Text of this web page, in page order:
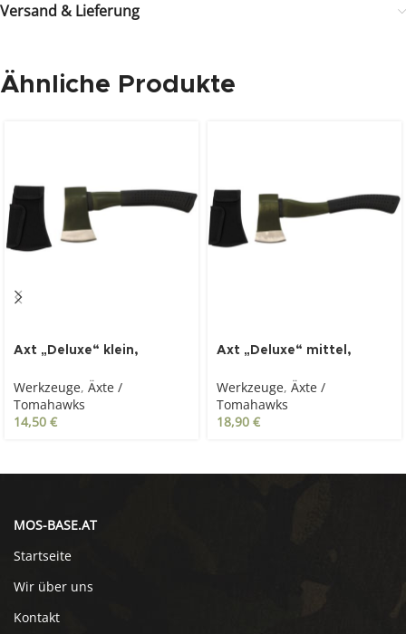
Versand & Lieferung
Ähnliche Produkte
Axt „Deluxe“ klein,
Werkzeuge, Äxte /
Tomahawks
14,50 €
Axt „Deluxe“ mittel,
Werkzeuge, Äxte /
Tomahawks
18,90 €
MOS-BASE.AT
Startseite
Wir über uns
Kontakt